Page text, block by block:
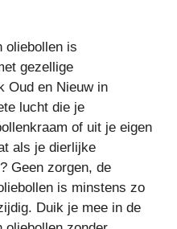
oliebollen is
gezellige
Oud en Nieuw in
lucht die je
of uit je eigen
als je dierlijke
Geen zorgen, de
is minstens zo
Duik je mee in de